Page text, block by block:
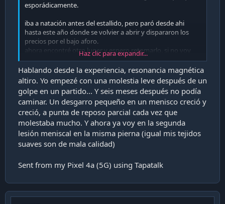
esporádicamente.
iba a natación antes del estallido, pero paró desde ahi
hasta este año donde se volvier a abrir y dispararon los
precios por el bajo aforo.
ahora encontré otro lugar y espero retomarlo. si no voy
para los gordos de Wall-e.
aparte tengo una molestia en la rodilla que me aparece de
repente, a veces incluso caminando. asi que creo que
tendré que ir además al traumatólogo.
Haz clic para expandir...
Hablando desde la experiencia, resonancia magnética
altiro. Yo empezé con una molestia leve después de un
golpe en un partido... Y seis meses después no podía
caminar. Un desgarro pequeño en un menisco creció y
creció, a punta de reposo parcial cada vez que
molestaba mucho. Y ahora ya voy en la segunda
lesión meniscal en la misma pierna (igual mis tejidos
suaves son de mala calidad)
Sent from my Pixel 4a (5G) using Tapatalk